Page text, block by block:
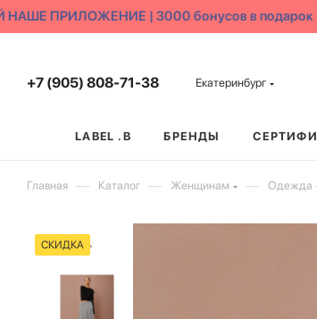
ПРИЛОЖЕНИЕ | 3000 бонусов в подарок
+7 (905) 808-71-38 Екатеринбург
LABEL .B БРЕНДЫ
Главная — Каталог — Женщинам — Одежда
СКИДКА